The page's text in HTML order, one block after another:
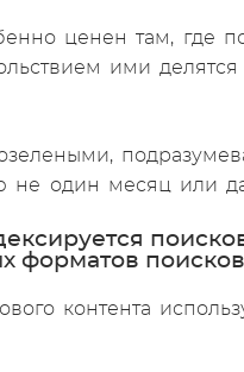
ценен там, где
ими
не один месяц или
форматов
контента